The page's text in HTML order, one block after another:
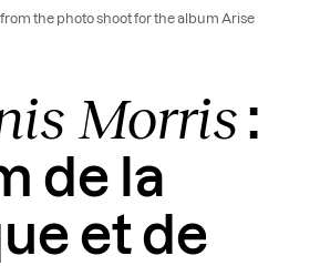
Morris :
de la
et de
the photo shoot for the album Arise